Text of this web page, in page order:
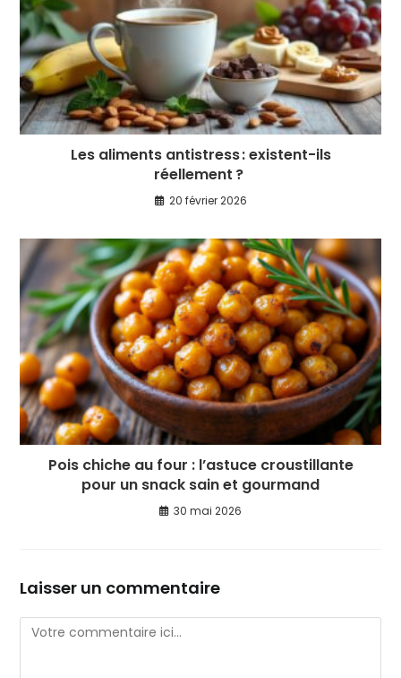
Les aliments antistress : existent-ils
réellement ?
20 février 2026
Pois chiche au four : l’astuce croustillante
pour un snack sain et gourmand
30 mai 2026
Laisser un commentaire